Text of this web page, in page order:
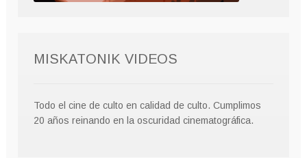
MISKATONIK VIDEOS
Todo el cine de culto en calidad de culto. Cumplimos
20 años reinando en la oscuridad cinematográfica.